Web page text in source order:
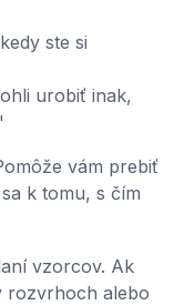
ste si
urobiť inak,
vám prebiť
k tomu, s čím
vzorcov. Ak
rozvrhoch alebo